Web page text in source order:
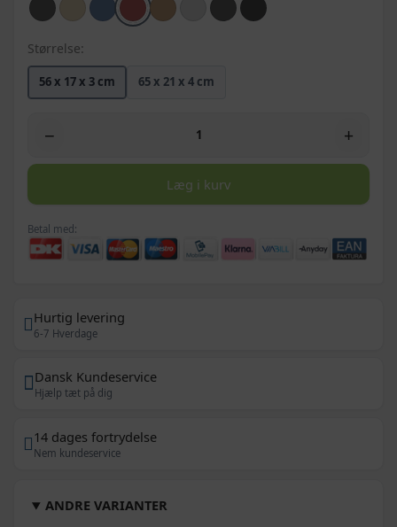
Størrelse:
56 x 17 x 3 cm 65 x 21 x 4 cm
− +
Læg i kurv
Betal med:
Hurtig levering
6-7 Hverdage
Dansk Kundeservice
Hjælp tæt på dig
14 dages fortrydelse
Nem kundeservice
ANDRE VARIANTER